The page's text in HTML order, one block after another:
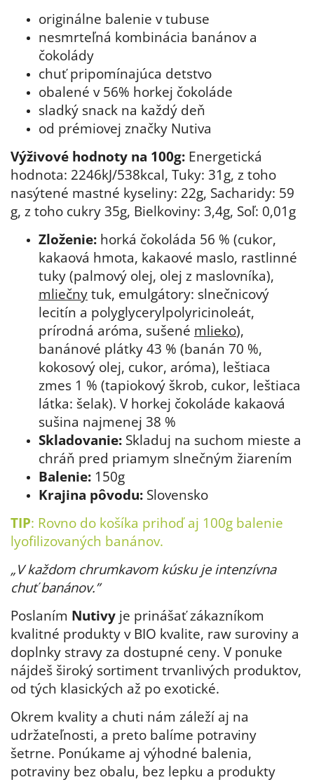
originálne balenie v tubuse
nesmrteľná kombinácia banánov a
čokolády
chuť pripomínajúca detstvo
obalené v 56% horkej čokoláde
sladký snack na každý deň
od prémiovej značky Nutiva
Výživové hodnoty na 100g: Energetická
hodnota: 2246kJ/538kcal, Tuky: 31g, z toho
nasýtené mastné kyseliny: 22g, Sacharidy: 59
g, z toho cukry 35g, Bielkoviny: 3,4g, Soľ: 0,01g
Zloženie: horká čokoláda 56 % (cukor,
kakaová hmota, kakaové maslo, rastlinné
tuky (palmový olej, olej z maslovníka),
mliečny tuk, emulgátory: slnečnicový
lecitín a polyglycerylpolyricinoleát,
prírodná aróma, sušené mlieko),
banánové plátky 43 % (banán 70 %,
kokosový olej, cukor, aróma), leštiaca
zmes 1 % (tapiokový škrob, cukor, leštiaca
látka: šelak). V horkej čokoláde kakaová
sušina najmenej 38 %
Skladovanie: Skladuj na suchom mieste a
chráň pred priamym slnečným žiarením
Balenie: 150g
Krajina pôvodu: Slovensko
TIP: Rovno do košíka prihoď aj 100g balenie
lyofilizovaných banánov.
„V každom chrumkavom kúsku je intenzívna
chuť banánov.”
Poslaním Nutivy je prinášať zákazníkom
kvalitné produkty v BIO kvalite, raw suroviny a
doplnky stravy za dostupné ceny. V ponuke
nájdeš široký sortiment trvanlivých produktov,
od tých klasických až po exotické.
Okrem kvality a chuti nám záleží aj na
udržateľnosti, a preto balíme potraviny
šetrne. Ponúkame aj výhodné balenia,
potraviny bez obalu, bez lepku a produkty